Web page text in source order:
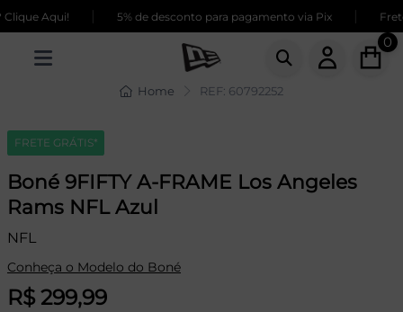
Aqui! 5% de desconto para pagamento via Pix
0
Home REF: 60792252
FRETE GRÁTIS*
Boné 9FIFTY A-FRAME Los Angeles
Rams NFL Azul
NFL
Conheça o Modelo do Boné
R$ 299,99